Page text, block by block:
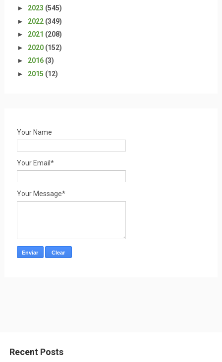
► 2023 (545)
► 2022 (349)
► 2021 (208)
► 2020 (152)
► 2016 (3)
► 2015 (12)
Your Name
Your Email*
Your Message*
Recent Posts